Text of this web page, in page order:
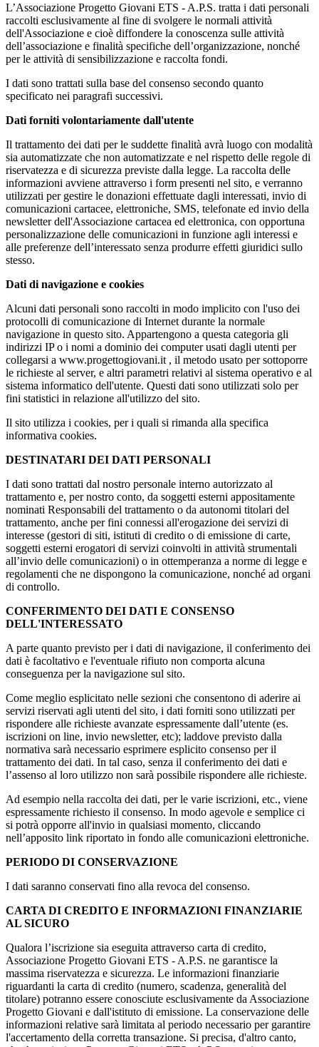
L’Associazione Progetto Giovani ETS - A.P.S. tratta i dati personali
raccolti esclusivamente al fine di svolgere le normali attività
dell'Associazione e cioè diffondere la conoscenza sulle attività
dell’associazione e finalità specifiche dell’organizzazione, nonché
per le attività di sensibilizzazione e raccolta fondi.
I dati sono trattati sulla base del consenso secondo quanto
specificato nei paragrafi successivi.
Dati forniti volontariamente dall'utente
Il trattamento dei dati per le suddette finalità avrà luogo con modalità
sia automatizzate che non automatizzate e nel rispetto delle regole di
riservatezza e di sicurezza previste dalla legge. La raccolta delle
informazioni avviene attraverso i form presenti nel sito, e verranno
utilizzati per gestire le donazioni effettuate dagli interessati, invio di
comunicazioni cartacee, elettroniche, SMS, telefonate ed invio della
newsletter dell'Associazione cartacea ed elettronica, con opportuna
personalizzazione delle comunicazioni in funzione agli interessi e
alle preferenze dell’interessato senza produrre effetti giuridici sullo
stesso.
Dati di navigazione e cookies
Alcuni dati personali sono raccolti in modo implicito con l'uso dei
protocolli di comunicazione di Internet durante la normale
navigazione in questo sito. Appartengono a questa categoria gli
indirizzi IP o i nomi a dominio dei computer usati dagli utenti per
collegarsi a www.progettogiovani.it , il metodo usato per sottoporre
le richieste al server, e altri parametri relativi al sistema operativo e al
sistema informatico dell'utente. Questi dati sono utilizzati solo per
fini statistici in relazione all'utilizzo del sito.
Il sito utilizza i cookies, per i quali si rimanda alla specifica
informativa cookies.
DESTINATARI DEI DATI PERSONALI
I dati sono trattati dal nostro personale interno autorizzato al
trattamento e, per nostro conto, da soggetti esterni appositamente
nominati Responsabili del trattamento o da autonomi titolari del
trattamento, anche per fini connessi all'erogazione dei servizi di
interesse (gestori di siti, istituti di credito o di emissione di carte,
soggetti esterni erogatori di servizi coinvolti in attività strumentali
all’invio delle comunicazioni) o in ottemperanza a norme di legge e
regolamenti che ne dispongono la comunicazione, nonché ad organi
di controllo.
CONFERIMENTO DEI DATI E CONSENSO
DELL'INTERESSATO
A parte quanto previsto per i dati di navigazione, il conferimento dei
dati è facoltativo e l'eventuale rifiuto non comporta alcuna
conseguenza per la navigazione sul sito.
Come meglio esplicitato nelle sezioni che consentono di aderire ai
servizi riservati agli utenti del sito, i dati forniti sono utilizzati per
rispondere alle richieste avanzate espressamente dall’utente (es.
iscrizioni on line, invio newsletter, etc); laddove previsto dalla
normativa sarà necessario esprimere esplicito consenso per il
trattamento dei dati. In tal caso, senza il conferimento dei dati e
l’assenso al loro utilizzo non sarà possibile rispondere alle richieste.
Ad esempio nella raccolta dei dati, per le varie iscrizioni, etc., viene
espressamente richiesto il consenso. In modo agevole e semplice ci
si potrà opporre all'invio in qualsiasi momento, cliccando
nell’apposito link riportato in fondo alle comunicazioni elettroniche.
PERIODO DI CONSERVAZIONE
I dati saranno conservati fino alla revoca del consenso.
CARTA DI CREDITO E INFORMAZIONI FINANZIARIE
AL SICURO
Qualora l’iscrizione sia eseguita attraverso carta di credito,
Associazione Progetto Giovani ETS - A.P.S. ne garantisce la
massima riservatezza e sicurezza. Le informazioni finanziarie
riguardanti la carta di credito (numero, scadenza, generalità del
titolare) potranno essere conosciute esclusivamente da Associazione
Progetto Giovani e dall'istituto di emissione. La conservazione delle
informazioni relative sarà limitata al periodo necessario per garantire
l'accertamento della corretta transazione. Si precisa, d'altro canto,